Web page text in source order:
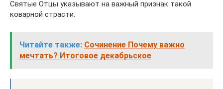
Святые Отцы указывают на важный признак такой
коварной страсти.
Читайте также: Сочинение Почему важно
мечтать? Итоговое декабрьское